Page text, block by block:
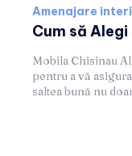
Amenajare
Cum să
Mobila Chisinau
pentru a vă
saltea bună nu